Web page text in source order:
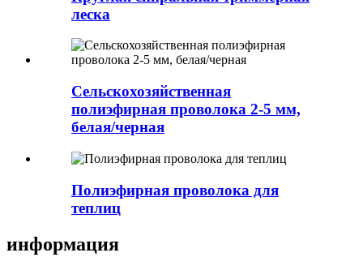
леска
Сельскохозяйственная
полиэфирная проволока 2-5 мм,
белая/черная
Полиэфирная проволока для
теплиц
информация